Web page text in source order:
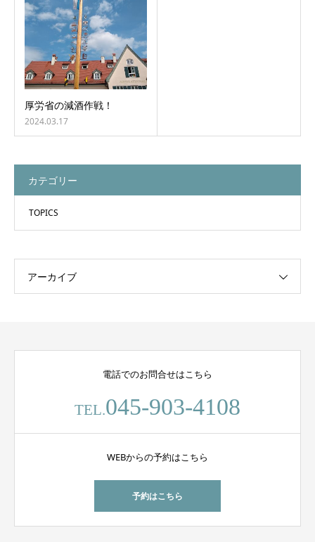
厚労省の減酒作戦！
2024.03.17
カテゴリー
TOPICS
アーカイブ
電話でのお問合せはこちら
TEL.045-903-4108
WEBからの予約はこちら
予約はこちら